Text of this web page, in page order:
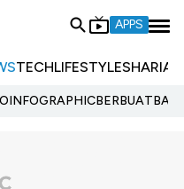
APPS
TECHLIFESTYLESHARIA
INFOGRAPHIC